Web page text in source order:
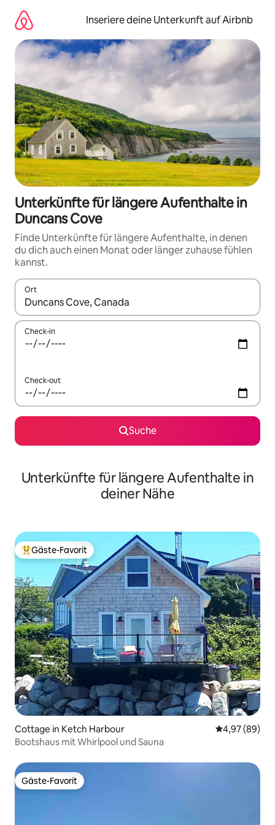
Inhalten
springen
Inseriere deine Unterkunft auf Airbnb
Unterkünfte für längere Aufenthalte in
Duncans Cove
Finde Unterkünfte für längere Aufenthalte, in denen
du dich auch einen Monat oder länger zuhause fühlen
kannst.
Ort
Wenn Ergebnisse verfügbar sind, navigiere mit den
Check-in
Check-out
Suche
Unterkünfte für längere Aufenthalte in
deiner Nähe
Beliebter Gäste-Favorit.
Gäste-Favorit
Cottage in Ketch Harbour
4,97 (89)
Bootshaus mit Whirlpool und Sauna
Gäste-Favorit
Gäste-Favorit